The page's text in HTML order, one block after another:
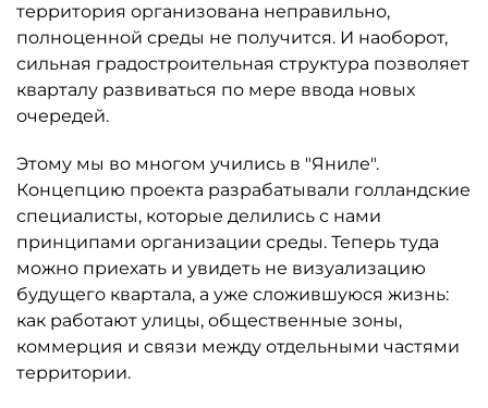
территория организована неправильно,
полноценной среды не получится. И наоборот,
сильная градостроительная структура позволяет
кварталу развиваться по мере ввода новых
очередей.
Этому мы во многом учились в "Яниле".
Концепцию проекта разрабатывали голландские
специалисты, которые делились с нами
принципами организации среды. Теперь туда
можно приехать и увидеть не визуализацию
будущего квартала, а уже сложившуюся жизнь:
как работают улицы, общественные зоны,
коммерция и связи между отдельными частями
территории.